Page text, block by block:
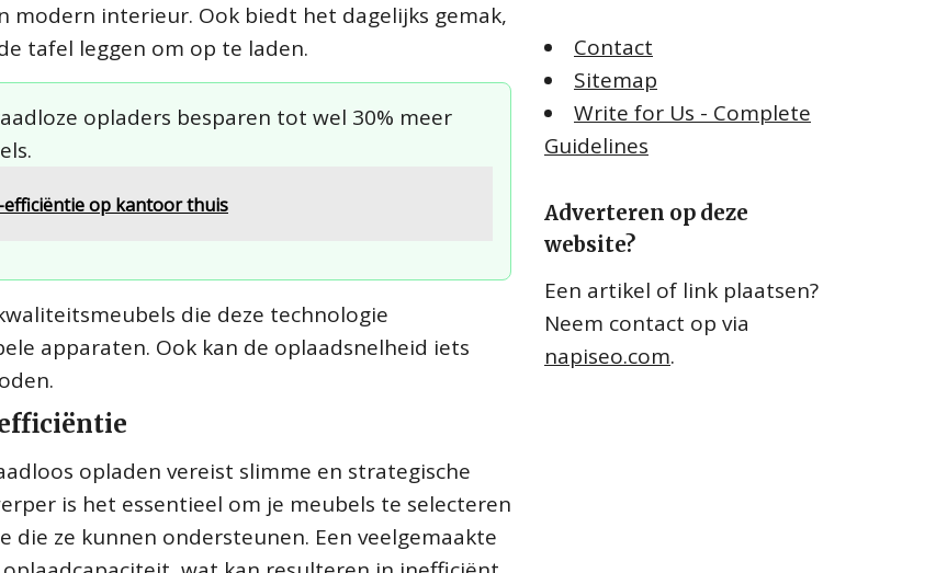
modern interieur. Ook biedt het dagelijks gemak,
tafel leggen om op te laden.
opladers besparen tot wel 30% meer
op kantoor thuis
die deze technologie
apparaten. Ook kan de oplaadsnelheid iets
opladen vereist slimme en strategische
is het essentieel om je meubels te selecteren
ze kunnen ondersteunen. Een veelgemaakte
Contact
Sitemap
Write for Us - Complete
Guidelines
Adverteren op deze
website?
Een artikel of link plaatsen?
Neem contact op via
napiseo.com.